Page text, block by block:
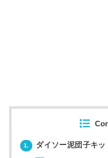
1. ダイソー泥団子キッ